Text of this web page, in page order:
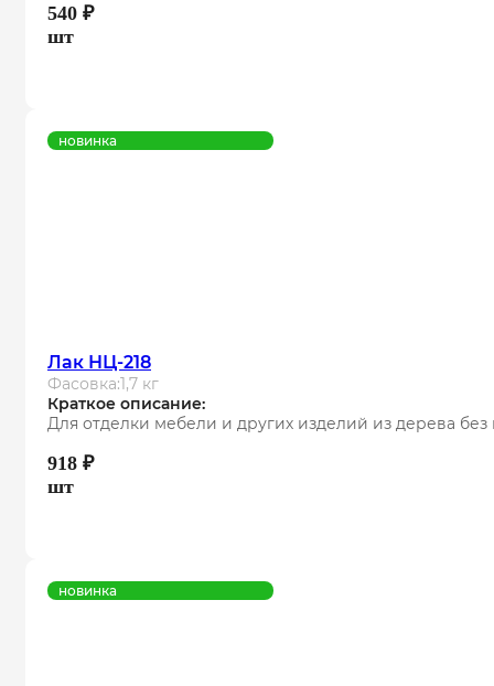
540 ₽
шт
новинка
Лак НЦ-218
Фасовка:1,7 кг
Краткое описание:
Для отделки мебели и других изделий из дерева
918 ₽
шт
новинка